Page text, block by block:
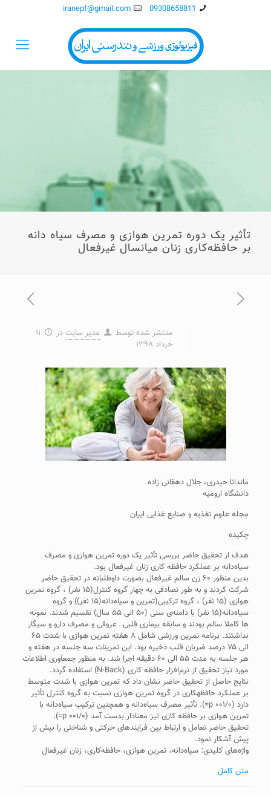
09308658811
iranepf@gmail.com
تأثیر یک دوره تمرین هوازی و مصرف سیاه دانه
بر حافظه‌کاری زنان میانسال غیرفعال
منتشر شده توسط مدیر سایت در
۱۱
خرداد ۱۳۹۸
ماندانا حیدری، جلال دهقانی زاده
دانشگاه ارومیه
مجله علوم تغذیه و صنایع غذایی ایران
چکیده
هدف از تحقیق حاضر بررسی تأثیر یک دوره تمرین هوازی و مصرف
سیاه‌دانه بر عملکرد حافظه کاری زنان غیرفعال بود.
بدین منظور ۶۰ زن سالم غیرفعال بصورت داوطلبانه در تحقیق حاضر
شرکت کردند و به طور تصادفی به چهار گروه کنترل(۱۵ نفر) ، گروه تمرین
هوازی (۱۵ نفر) ، گروه ترکیبی(تمرین و سیاه‌دانه(۱۵ نفر)) و گروه
سیاه‌دانه(۱۵ نفر) با دامنه‌ی سنی (۵۰ الی ۵۵ سال) تقسیم شدند. نمونه
ها کاملا سالم بودند و سابقه بیماری قلبی ـ عروقی و مصرف دارو و سیگار
نداشتند. برنامه تمرین ورزشی شامل ۸ هفته تمرین هوازی با شدت ۶۵
الی ۷۵ درصد ضربان قلب ذخیره بود. این تمرینات سه جلسه در هفته و
هر جلسه به مدت ۵۵ الی ۶۰ دقیقه اجرا شد. به منظور جمع­آوری اطلاعات
مورد نیاز تحقیق از نرم‌افزار حافظه کاری (N-Back)­ استفاده ­گردد.
نتایج حاصل از تحقیق حاضر نشان داد که تمرین هوازی با شدت متوسط
بر عملکرد حافظه­کاری در گروه تمرین هوازی نسبت به گروه کنترل تأثیر
دارد (۰۰۱/۰ p=). تأثیر مصرف سیاه‌دانه و همچنین ترکیب سیاه‌دانه با
تمرین هوازی بر حافظه کاری نیز معنادار بدست آمد (۰۰۱/۰ p=).
تحقیق حاضر تعامل و ارتباط بین فرایندهای حرکتی و شناختی را بیش از
پیش آشکار نمود.
واژه‌های کلیدی: سیاه‌دانه، تمرین هوازی، حافظه‌کاری، زنان غیرفعال
متن کامل